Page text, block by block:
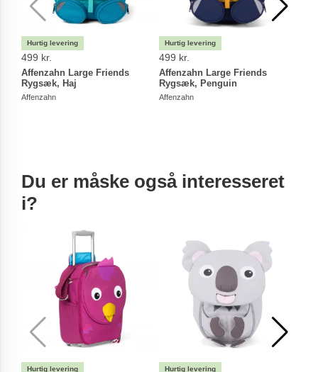
499 kr.
Affenzahn Large Friends
Rygsæk, Haj
Affenzahn
499 kr.
Affenzahn Large Friends
Rygsæk, Penguin
Affenzahn
Du er måske også interesseret
i?